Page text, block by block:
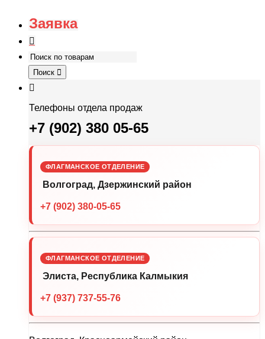
Заявка
Поиск
Телефоны отдела продаж
+7 (902) 380 05-65
ФЛАГМАНСКОЕ ОТДЕЛЕНИЕ
Волгоград, Дзержинский район
+7 (902) 380-05-65
ФЛАГМАНСКОЕ ОТДЕЛЕНИЕ
Элиста, Республика Калмыкия
+7 (937) 737-55-76